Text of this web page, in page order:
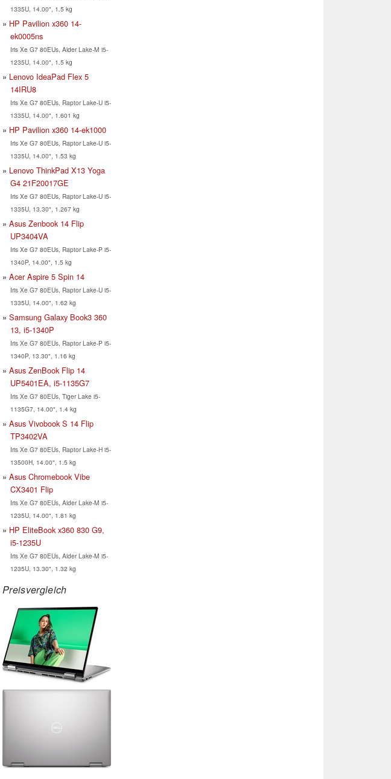
1335U, 14.00", 1.5 kg
HP Pavilion x360 14-
ek0005ns
Iris Xe G7 80EUs, Alder Lake-M i5-
1235U, 14.00", 1.5 kg
Lenovo IdeaPad Flex 5
14IRU8
Iris Xe G7 80EUs, Raptor Lake-U i5-
1335U, 14.00", 1.601 kg
HP Pavilion x360 14-ek1000
Iris Xe G7 80EUs, Raptor Lake-U i5-
1335U, 14.00", 1.53 kg
Lenovo ThinkPad X13 Yoga
G4 21F20017GE
Iris Xe G7 80EUs, Raptor Lake-U i5-
1335U, 13.30", 1.267 kg
Asus Zenbook 14 Flip
UP3404VA
Iris Xe G7 80EUs, Raptor Lake-P i5-
1340P, 14.00", 1.5 kg
Acer Aspire 5 Spin 14
Iris Xe G7 80EUs, Raptor Lake-U i5-
1335U, 14.00", 1.62 kg
Samsung Galaxy Book3 360
13, i5-1340P
Iris Xe G7 80EUs, Raptor Lake-P i5-
1340P, 13.30", 1.16 kg
Asus ZenBook Flip 14
UP5401EA, i5-1135G7
Iris Xe G7 80EUs, Tiger Lake i5-
1135G7, 14.00", 1.4 kg
Asus Vivobook S 14 Flip
TP3402VA
Iris Xe G7 80EUs, Raptor Lake-H i5-
13500H, 14.00", 1.5 kg
Asus Chromebook Vibe
CX3401 Flip
Iris Xe G7 80EUs, Alder Lake-M i5-
1235U, 14.00", 1.81 kg
HP EliteBook x360 830 G9,
i5-1235U
Iris Xe G7 80EUs, Alder Lake-M i5-
1235U, 13.30", 1.32 kg
Preisvergleich